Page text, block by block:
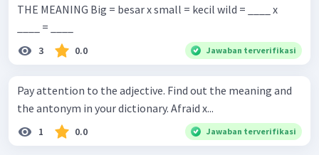
THE MEANING Big = besar x small = kecil wild = ____ x
____ = ____
3 0.0 Jawaban terverifikasi
Pay attention to the adjective. Find out the meaning and
the antonym in your dictionary. Afraid x...
1 0.0 Jawaban terverifikasi